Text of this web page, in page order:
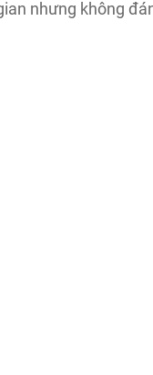
nhưng không